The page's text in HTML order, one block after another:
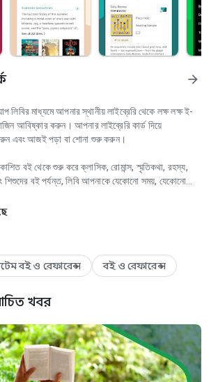
arrow_forward
লিবির মাধ্যমে আপনার স্থানীয় লাইব্রেরি থেকে লক্ষ লক্ষ ই-
আবিষ্কার করুন। আপনার লাইব্রেরি কার্ড দিয়ে
করুন এবং আজই পড়া বা শোনা শুরু করুন।
বই থেকে শুরু করে ক্লাসিক, রোমান্স, স্মৃতিকথা, রহস্য,
শিশুদের বই পর্যন্ত, লিবি আপনাকে যেকোনো সময়, যেকোনো
হেল্প এবং নিউ ইয়র্ক টাইমস বেস্টসেলার ব্রাউজ করুন
তাৎক্ষণিকভাবে ধার করুন
পড়ুন বা শুনুন
ডাউনলোড করুন অথবা স্টোরেজ বাঁচাতে স্ট্রিম করুন
সমস্ত ডিভাইসে সিঙ্ক করুন
মার্কিন যুক্তরাষ্ট্রে)
বই ও রেফারেন্স বই ও রেফারেন্স
খবর